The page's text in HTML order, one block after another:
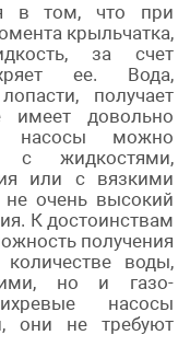
в том, что при
крыльчатка,
за счет
ее. Вода,
получает
довольно
насосы можно
с жидкостями,
или с вязкими
очень высокий
К достоинствам
получения
воды,
но и газо-
насосы
они не требуют